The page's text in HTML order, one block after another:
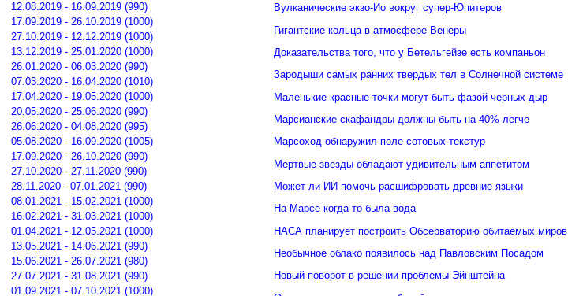
12.08.2019 - 16.09.2019 (990)
17.09.2019 - 26.10.2019 (1000)
27.10.2019 - 12.12.2019 (1000)
13.12.2019 - 25.01.2020 (1000)
26.01.2020 - 06.03.2020 (990)
07.03.2020 - 16.04.2020 (1010)
17.04.2020 - 19.05.2020 (1000)
20.05.2020 - 25.06.2020 (990)
26.06.2020 - 04.08.2020 (995)
05.08.2020 - 16.09.2020 (1005)
17.09.2020 - 26.10.2020 (990)
27.10.2020 - 27.11.2020 (990)
28.11.2020 - 07.01.2021 (990)
08.01.2021 - 15.02.2021 (1000)
16.02.2021 - 31.03.2021 (1000)
01.04.2021 - 12.05.2021 (1000)
13.05.2021 - 14.06.2021 (990)
15.06.2021 - 26.07.2021 (980)
27.07.2021 - 31.08.2021 (990)
01.09.2021 - 07.10.2021 (1000)
Вулканические экзо-Ио вокруг супер-Юпитеров
Гигантские кольца в атмосфере Венеры
Доказательства того, что у Бетельгейзе есть компаньон
Зародыши самых ранних твердых тел в Солнечной системе
Маленькие красные точки могут быть фазой черных дыр
Марсианские скафандры должны быть на 40% легче
Марсоход обнаружил поле сотовых текстур
Мертвые звезды обладают удивительным аппетитом
Может ли ИИ помочь расшифровать древние языки
На Марсе когда-то была вода
НАСА планирует построить Обсерваторию обитаемых миров
Необычное облако появилось над Павловским Посадом
Новый поворот в решении проблемы Эйнштейна